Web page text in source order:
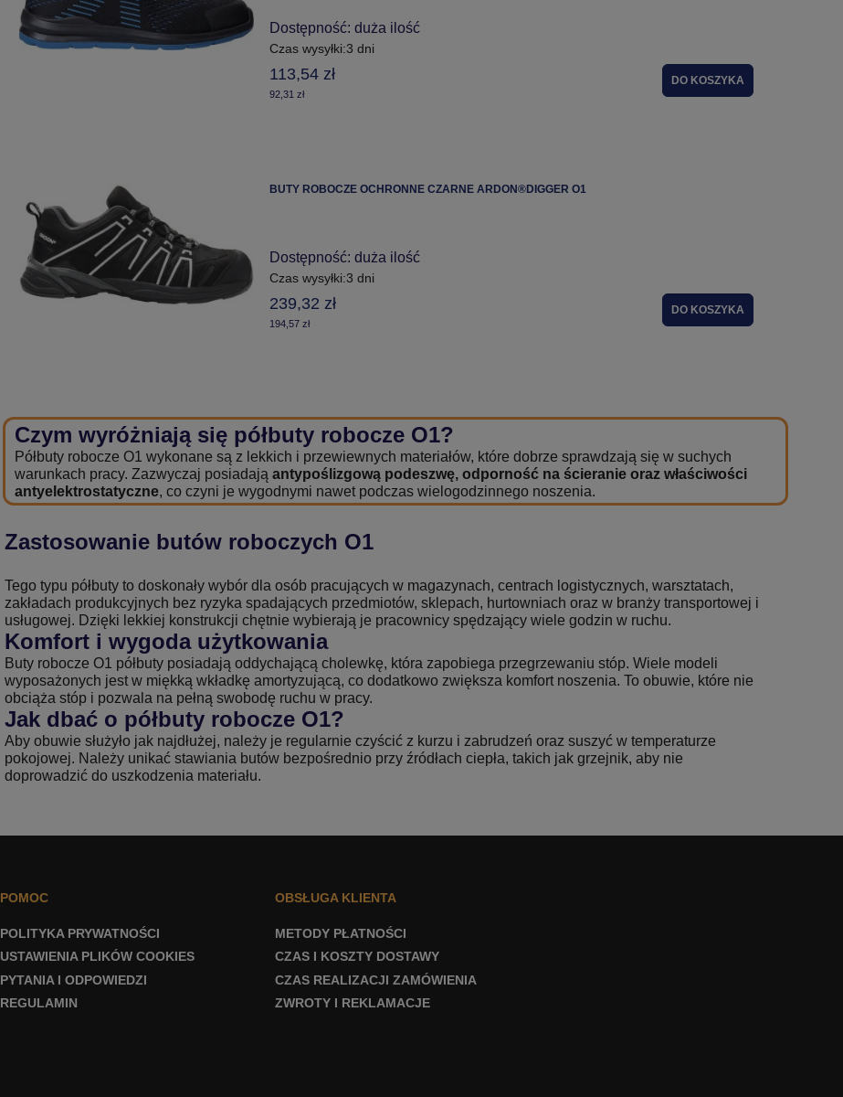
Dostępność: duża ilość
Czas wysyłki:3 dni
113,54 zł
92,31 zł
DO KOSZYKA
BUTY ROBOCZE OCHRONNE CZARNE ARDON®DIGGER O1
Dostępność: duża ilość
Czas wysyłki:3 dni
239,32 zł
194,57 zł
DO KOSZYKA
Czym wyróżniają się półbuty robocze O1?
Półbuty robocze O1 wykonane są z lekkich i przewiewnych materiałów, które dobrze sprawdzają się w suchych
warunkach pracy. Zazwyczaj posiadają antypoślizgową podeszwę, odporność na ścieranie oraz właściwości
antyelektrostatyczne, co czyni je wygodnymi nawet podczas wielogodzinnego noszenia.
Zastosowanie butów roboczych O1
Tego typu półbuty to doskonały wybór dla osób pracujących w magazynach, centrach logistycznych, warsztatach,
zakładach produkcyjnych bez ryzyka spadających przedmiotów, sklepach, hurtowniach oraz w branży transportowej i
usługowej. Dzięki lekkiej konstrukcji chętnie wybierają je pracownicy spędzający wiele godzin w ruchu.
Komfort i wygoda użytkowania
Buty robocze O1 półbuty posiadają oddychającą cholewkę, która zapobiega przegrzewaniu stóp. Wiele modeli
wyposażonych jest w miękką wkładkę amortyzującą, co dodatkowo zwiększa komfort noszenia. To obuwie, które nie
obciąża stóp i pozwala na pełną swobodę ruchu w pracy.
Jak dbać o półbuty robocze O1?
Aby obuwie służyło jak najdłużej, należy je regularnie czyścić z kurzu i zabrudzeń oraz suszyć w temperaturze
pokojowej. Należy unikać stawiania butów bezpośrednio przy źródłach ciepła, takich jak grzejnik, aby nie
doprowadzić do uszkodzenia materiału.
POMOC
POLITYKA PRYWATNOŚCI
USTAWIENIA PLIKÓW COOKIES
PYTANIA I ODPOWIEDZI
REGULAMIN
OBSŁUGA KLIENTA
METODY PŁATNOŚCI
CZAS I KOSZTY DOSTAWY
CZAS REALIZACJI ZAMÓWIENIA
ZWROTY I REKLAMACJE